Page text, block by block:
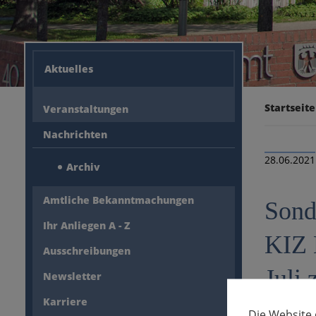
Aktuelles
Veranstaltungen
Nachrichten
Archiv
Amtliche Bekanntmachungen
Ihr Anliegen A - Z
Ausschreibungen
Newsletter
Karriere
Startseite
28.06.2021
KIZ
Juli